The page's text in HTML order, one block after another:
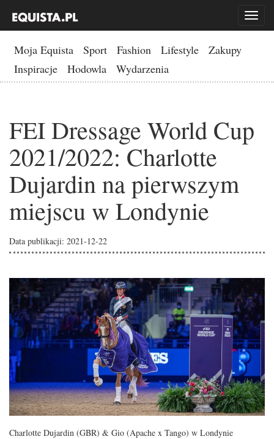
Toggle
Moja Equista Sport Fashion Lifestyle
Zakupy
Inspiracje
Hodowla Wydarzenia
FEI Dressage World Cup
2021/2022: Charlotte
Dujardin na pierwszym
miejscu w Londynie
Data publikacji: 2021-12-22
Charlotte Dujardin (GBR) & Gio (Apache x Tango) w Londynie